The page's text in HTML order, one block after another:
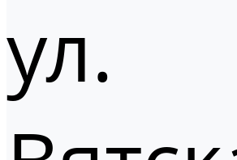
ул.